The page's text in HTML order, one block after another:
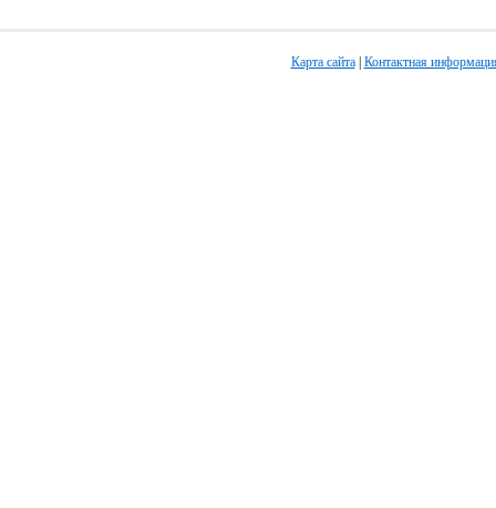
Карта сайта| Контактная